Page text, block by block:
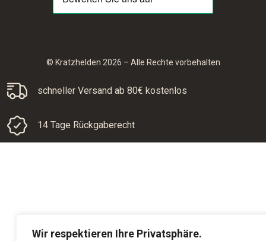
Wir respektieren Ihre Privatsphäre.
© Kratzhelden 2026 – Alle Rechte vorbehalten
schneller Versand ab 80€ kostenlos
14 Tage Rückgaberecht